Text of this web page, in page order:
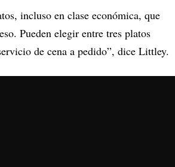
incluso en clase económica, que
Pueden elegir entre tres platos
de cena a pedido”, dice Littley.